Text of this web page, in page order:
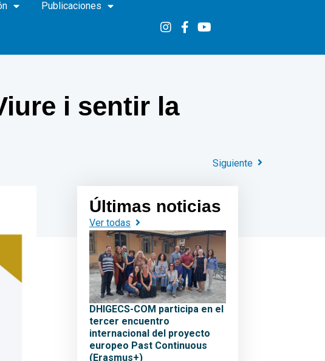
Publicaciones
i sentir la
Siguiente
Últimas noticias
Ver todas
DHIGECS-COM participa en el
tercer encuentro
internacional del proyecto
europeo Past Continuous
(Erasmus+)